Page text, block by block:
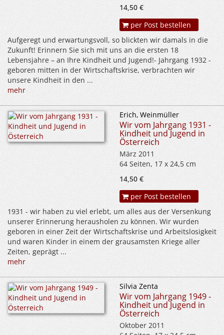
14,50 €
per Post bestellen
Aufgeregt und erwartungsvoll, so blickten wir damals in die
Zukunft! Erinnern Sie sich mit uns an die ersten 18
Lebensjahre – an Ihre Kindheit und Jugend!- Jahrgang 1932 -
geboren mitten in der Wirtschaftskrise, verbrachten wir
unsere Kindheit in den ...
mehr
Erich, Weinmüller
Wir vom Jahrgang 1931 -
Kindheit und Jugend in
Österreich
März 2011
64 Seiten, 17 x 24,5 cm
14,50 €
per Post bestellen
1931 - wir haben zu viel erlebt, um alles aus der Versenkung
unserer Erinnerung herausholen zu können. Wir wurden
geboren in einer Zeit der Wirtschaftskrise und Arbeitslosigkeit
und waren Kinder in einem der grausamsten Kriege aller
Zeiten, geprägt ...
mehr
Silvia Zenta
Wir vom Jahrgang 1949 -
Kindheit und Jugend in
Österreich
Oktober 2011